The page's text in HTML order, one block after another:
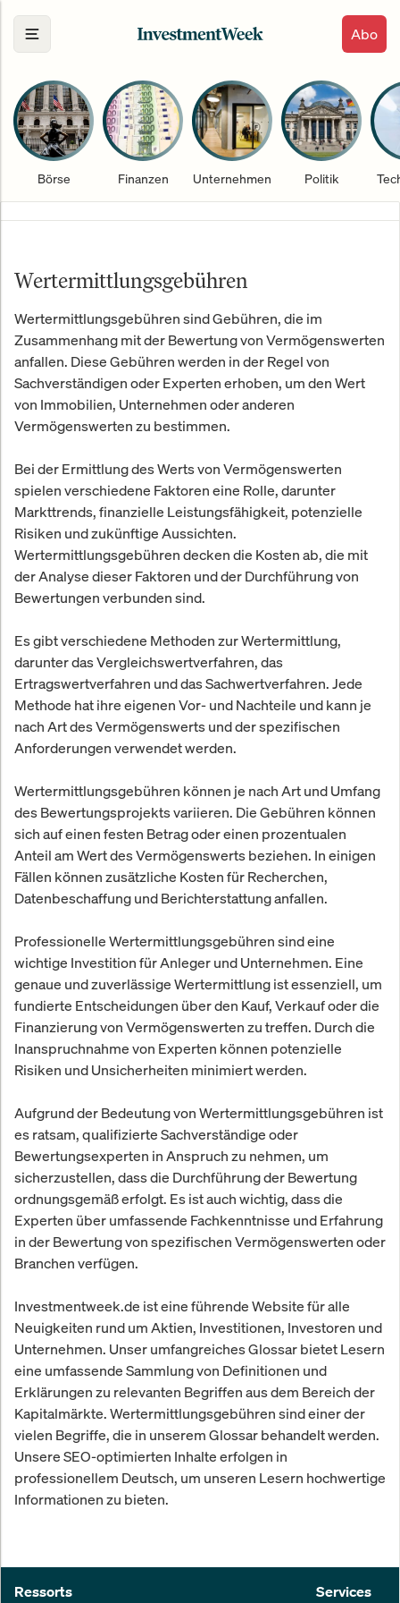
Abo
Börse Finanzen Unternehmen Politik
Wertermittlungsgebühren
Wertermittlungsgebühren sind Gebühren, die im
Zusammenhang mit der Bewertung von Vermögenswerten
anfallen. Diese Gebühren werden in der Regel von
Sachverständigen oder Experten erhoben, um den Wert
von Immobilien, Unternehmen oder anderen
Vermögenswerten zu bestimmen.
Bei der Ermittlung des Werts von Vermögenswerten
spielen verschiedene Faktoren eine Rolle, darunter
Markttrends, finanzielle Leistungsfähigkeit, potenzielle
Risiken und zukünftige Aussichten.
Wertermittlungsgebühren decken die Kosten ab, die mit
der Analyse dieser Faktoren und der Durchführung von
Bewertungen verbunden sind.
Es gibt verschiedene Methoden zur Wertermittlung,
darunter das Vergleichswertverfahren, das
Ertragswertverfahren und das Sachwertverfahren. Jede
Methode hat ihre eigenen Vor- und Nachteile und kann je
nach Art des Vermögenswerts und der spezifischen
Anforderungen verwendet werden.
Wertermittlungsgebühren können je nach Art und Umfang
des Bewertungsprojekts variieren. Die Gebühren können
sich auf einen festen Betrag oder einen prozentualen
Anteil am Wert des Vermögenswerts beziehen. In einigen
Fällen können zusätzliche Kosten für Recherchen,
Datenbeschaffung und Berichterstattung anfallen.
Professionelle Wertermittlungsgebühren sind eine
wichtige Investition für Anleger und Unternehmen. Eine
genaue und zuverlässige Wertermittlung ist essenziell, um
fundierte Entscheidungen über den Kauf, Verkauf oder die
Finanzierung von Vermögenswerten zu treffen. Durch die
Inanspruchnahme von Experten können potenzielle
Risiken und Unsicherheiten minimiert werden.
Aufgrund der Bedeutung von Wertermittlungsgebühren ist
es ratsam, qualifizierte Sachverständige oder
Bewertungsexperten in Anspruch zu nehmen, um
sicherzustellen, dass die Durchführung der Bewertung
ordnungsgemäß erfolgt. Es ist auch wichtig, dass die
Experten über umfassende Fachkenntnisse und Erfahrung
in der Bewertung von spezifischen Vermögenswerten oder
Branchen verfügen.
Investmentweek.de ist eine führende Website für alle
Neuigkeiten rund um Aktien, Investitionen, Investoren und
Unternehmen. Unser umfangreiches Glossar bietet Lesern
eine umfassende Sammlung von Definitionen und
Erklärungen zu relevanten Begriffen aus dem Bereich der
Kapitalmärkte. Wertermittlungsgebühren sind einer der
vielen Begriffe, die in unserem Glossar behandelt werden.
Unsere SEO-optimierten Inhalte erfolgen in
professionellem Deutsch, um unseren Lesern hochwertige
Informationen zu bieten.
Ressorts Services